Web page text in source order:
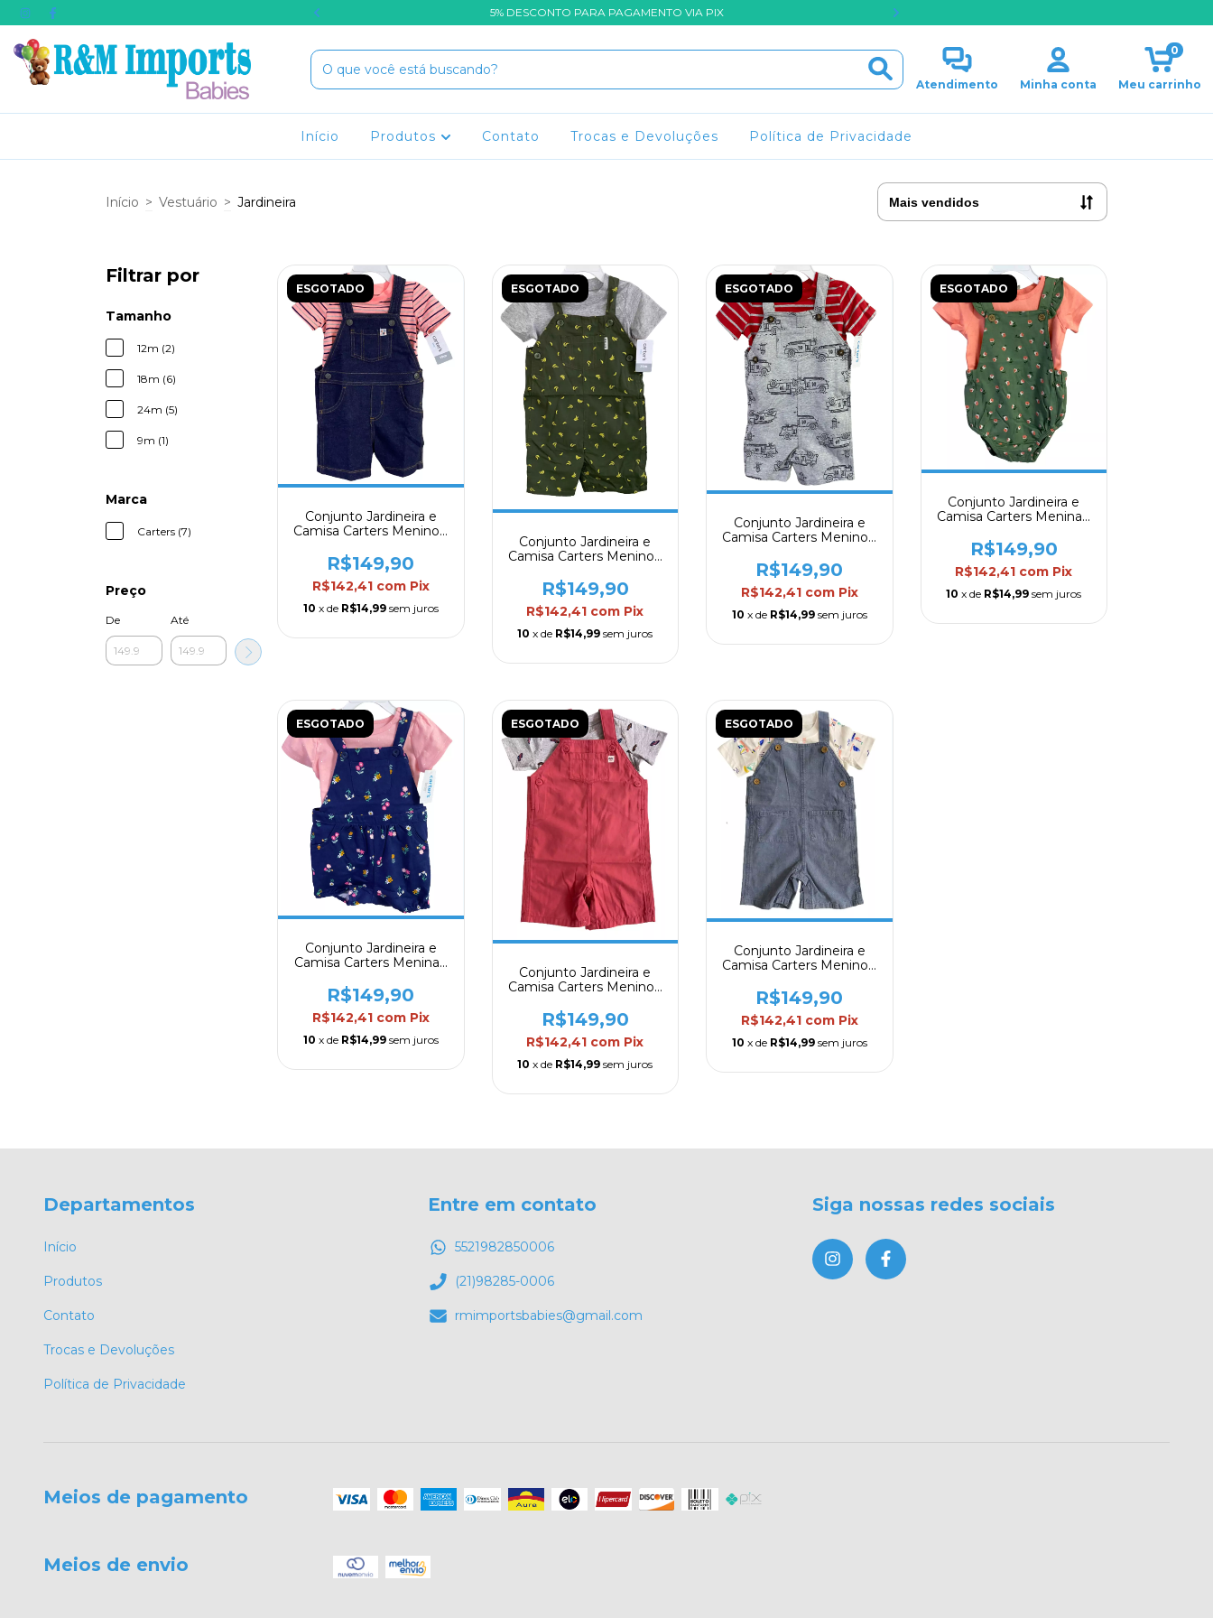
COMPRA USE O CUPOM BEMVINDO 5% DESCONTO PARA PAGAMENTO VIA PIX
Atendimento Minha conta Meu carrinho
0
Início Produtos Contato Trocas e Devoluções Política de Privacidade
Início > Vestuário > Jardineira
Filtrar por
Tamanho
12m (2)
18m (6)
24m (5)
9m (1)
Marca
Carters (7)
Preço
De Até
ESGOTADO
Conjunto Jardineira e
Camisa Carters Menino -
R$149,90
R$142,41 com Pix
10 x de R$14,99 sem juros
ESGOTADO
Conjunto Jardineira e
Camisa Carters Menino -
R$149,90
R$142,41 com Pix
10 x de R$14,99 sem juros
ESGOTADO
Conjunto Jardineira e
Camisa Carters Menino -
R$149,90
R$142,41 com Pix
10 x de R$14,99 sem juros
ESGOTADO
Conjunto Jardineira e
Camisa Carters Menina -
R$149,90
R$142,41 com Pix
10 x de R$14,99 sem juros
ESGOTADO
Conjunto Jardineira e
Camisa Carters Menina -
R$149,90
R$142,41 com Pix
10 x de R$14,99 sem juros
ESGOTADO
Conjunto Jardineira e
Camisa Carters Menino -
R$149,90
R$142,41 com Pix
10 x de R$14,99 sem juros
ESGOTADO
Conjunto Jardineira e
Camisa Carters Menino -
R$149,90
R$142,41 com Pix
10 x de R$14,99 sem juros
Departamentos
Início
Produtos
Contato
Trocas e Devoluções
Política de Privacidade
Entre em contato
5521982850006
(21)98285-0006
rmimportsbabies@gmail.com
Siga nossas redes sociais
Meios de pagamento
Meios de envio